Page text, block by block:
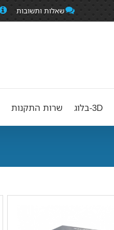
שאלות ותשובות
3D-בלוג שרות התקנות